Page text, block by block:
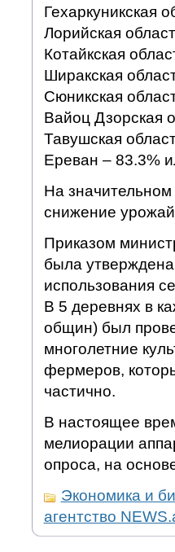
Гехаркуникская
Лорийская
Котайкская
Ширакская
Сюникская
Вайоц Дзорская
Тавушская
Ереван – 83.3%
На
снижение
Приказом
была
использования
В 5 деревнях в
общин) был
многолетние
фермеров,
частично.
В настоящее
мелиорации
опроса, на
Экономика и
агентство